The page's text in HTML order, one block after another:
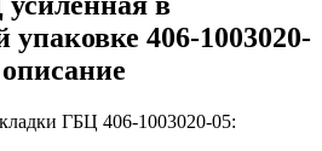
406-1003020-
ГБЦ 406-1003020-05: